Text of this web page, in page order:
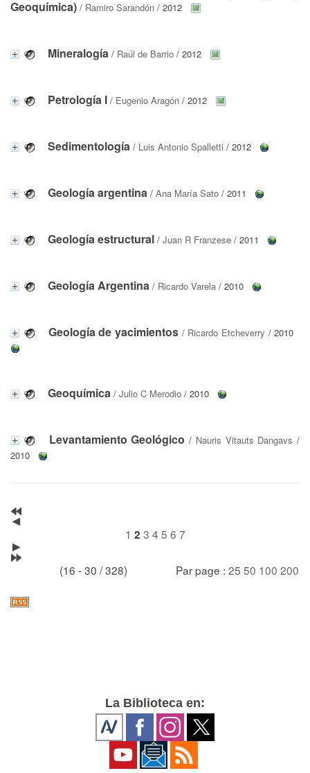
Geoquímica) / Ramiro Sarandón / 2012
Mineralogía / Raúl de Barrio / 2012
Petrología I / Eugenio Aragón / 2012
Sedimentología / Luis Antonio Spalletti / 2012
Geología argentina / Ana María Sato / 2011
Geología estructural / Juan R Franzese / 2011
Geología Argentina / Ricardo Varela / 2010
Geología de yacimientos / Ricardo Etcheverry / 2010
Geoquímica / Julio C Merodio / 2010
Levantamiento Geológico / Nauris Vitauts Dangavs /
2010
1 2 3 4 5 6 7
(16 - 30 / 328) Par page : 25 50 100 200
La Biblioteca en: